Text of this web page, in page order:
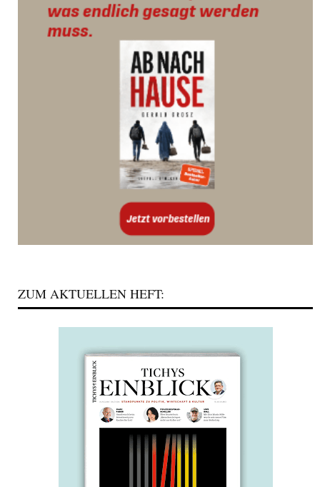
ZUM AKTUELLEN HEFT: